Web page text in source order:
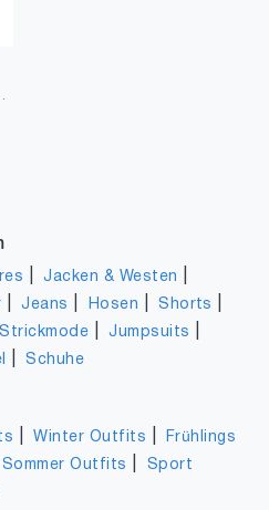
|Jacken & Westen
|Jeans Hosen |Shorts
|Jumpsuits
|Schuhe
|Winter Outfits
Frühlings
Sommer Outfits
Sport